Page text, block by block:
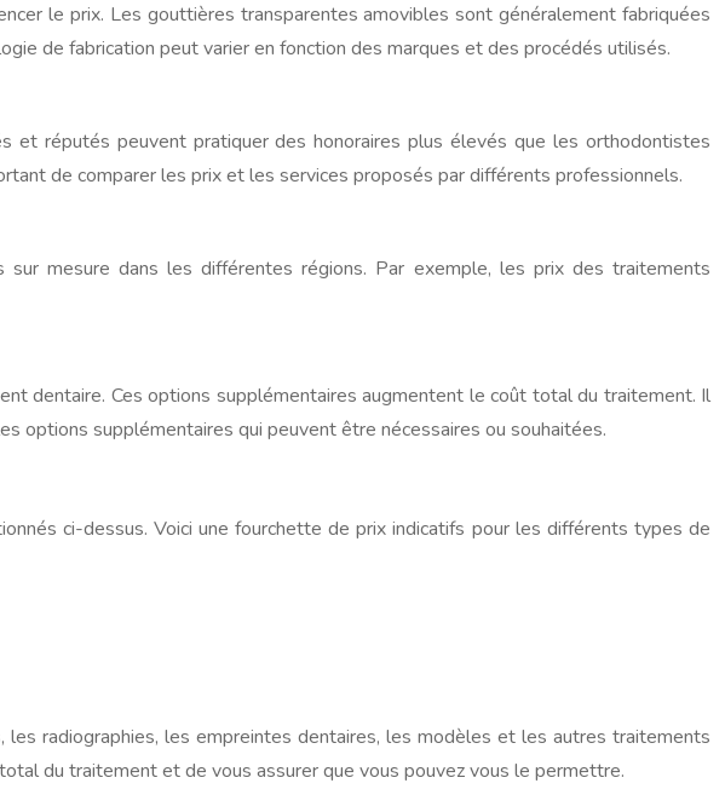
le prix. Les gouttières transparentes amovibles sont généralement fabriquées
de fabrication peut varier en fonction des marques et des procédés utilisés.
et réputés peuvent pratiquer des honoraires plus élevés que les orthodontistes
de comparer les prix et les services proposés par différents professionnels.
mesure dans les différentes régions. Par exemple, les prix des traitements
dentaire. Ces options supplémentaires augmentent le coût total du traitement. Il
supplémentaires qui peuvent être nécessaires ou souhaitées.
ci-dessus. Voici une fourchette de prix indicatifs pour les différents types de
radiographies, les empreintes dentaires, les modèles et les autres traitements
du traitement et de vous assurer que vous pouvez vous le permettre.